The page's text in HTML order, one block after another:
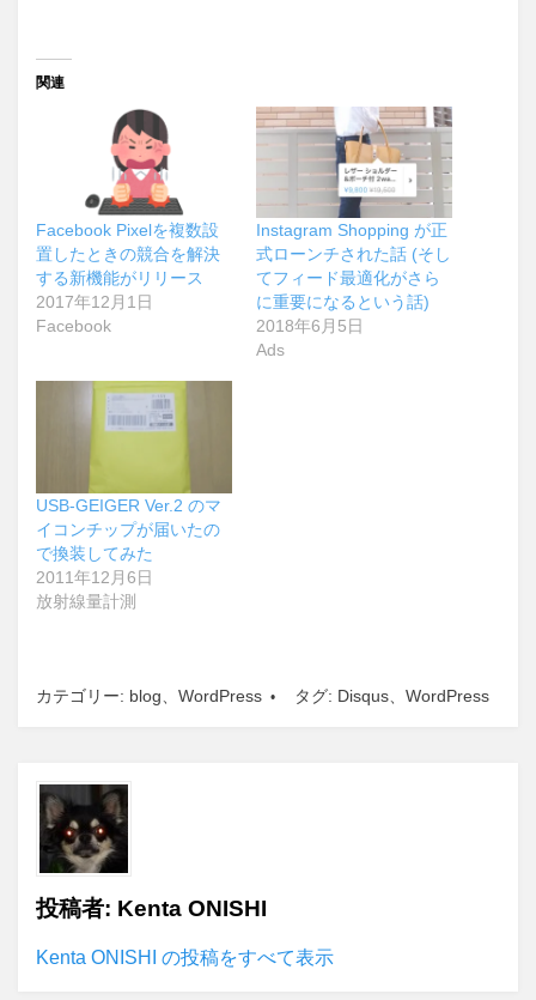
関連
Facebook Pixelを複数設
置したときの競合を解決
する新機能がリリース
2017年12月1日
Facebook
Instagram Shopping が正
式ローンチされた話 (そし
てフィード最適化がさら
に重要になるという話)
2018年6月5日
Ads
USB-GEIGER Ver.2 のマ
イコンチップが届いたの
で換装してみた
2011年12月6日
放射線量計測
カテゴリー: blog WordPress タグ: Disqus WordPress
投稿者: Kenta ONISHI
Kenta ONISHI の投稿をすべて表示